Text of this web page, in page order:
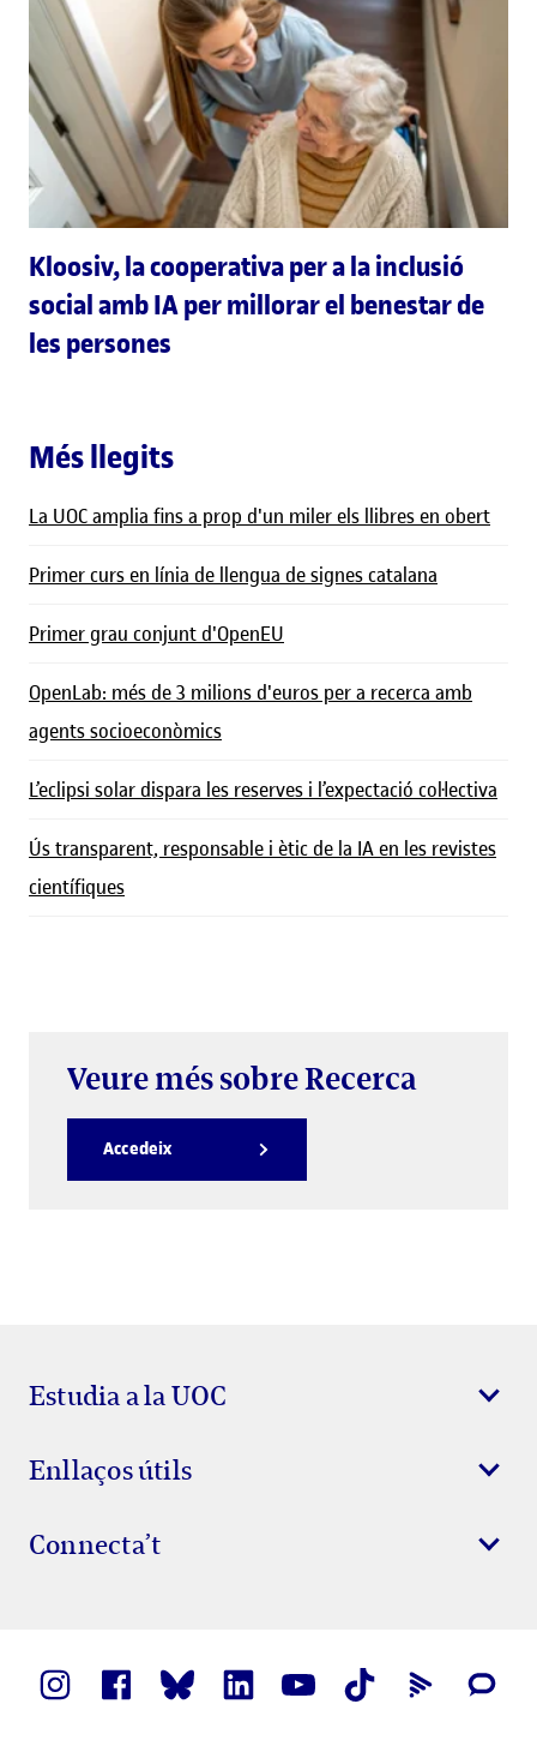
Kloosiv, la cooperativa per a la inclusió
social amb IA per millorar el benestar de
les persones
Més llegits
La UOC amplia fins a prop d'un miler els llibres en obert
Primer curs en línia de llengua de signes catalana
Primer grau conjunt d'OpenEU
OpenLab: més de 3 milions d'euros per a recerca amb
agents socioeconòmics
L’eclipsi solar dispara les reserves i l’expectació col·lectiva
Ús transparent, responsable i ètic de la IA en les revistes
científiques
Veure més sobre Recerca
Accedeix
Estudia a la UOC
Enllaços útils
Connecta’t